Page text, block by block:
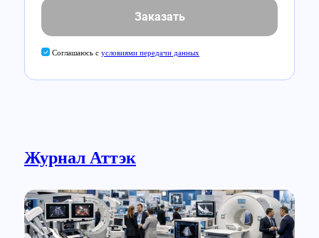
Заказать
Соглашаюсь с условиями передачи данных
Журнал Аттэк